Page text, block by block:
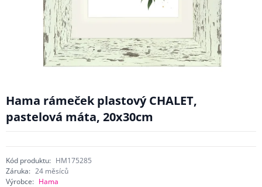
Hama rámeček plastový CHALET,
pastelová máta, 20x30cm
Kód produktu: HM175285
Záruka: 24 měsíců
Výrobce: Hama